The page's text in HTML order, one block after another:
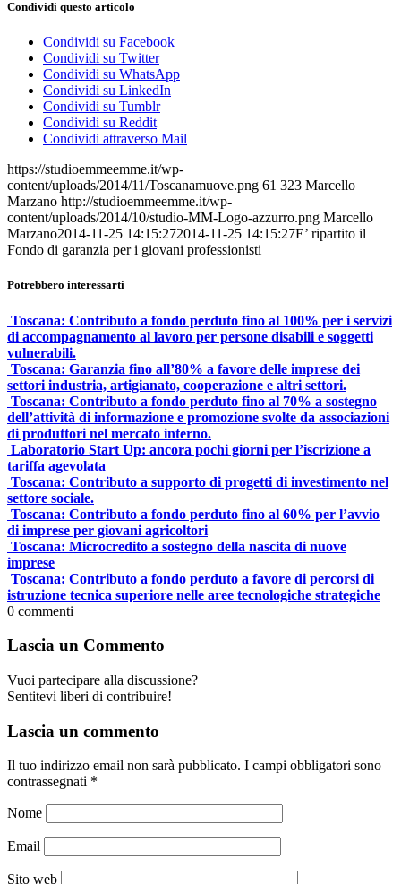
Condividi questo articolo
Condividi su Facebook
Condividi su Twitter
Condividi su WhatsApp
Condividi su LinkedIn
Condividi su Tumblr
Condividi su Reddit
Condividi attraverso Mail
https://studioemmeemme.it/wp-
content/uploads/2014/11/Toscanamuove.png 61 323 Marcello
Marzano http://studioemmeemme.it/wp-
content/uploads/2014/10/studio-MM-Logo-azzurro.png Marcello
Marzano2014-11-25 14:15:272014-11-25 14:15:27E’ ripartito il
Fondo di garanzia per i giovani professionisti
Potrebbero interessarti
Toscana: Contributo a fondo perduto fino al 100% per i servizi
di accompagnamento al lavoro per persone disabili e soggetti
vulnerabili.
Toscana: Garanzia fino all’80% a favore delle imprese dei
settori industria, artigianato, cooperazione e altri settori.
Toscana: Contributo a fondo perduto fino al 70% a sostegno
dell’attività di informazione e promozione svolte da associazioni
di produttori nel mercato interno.
Laboratorio Start Up: ancora pochi giorni per l’iscrizione a
tariffa agevolata
Toscana: Contributo a supporto di progetti di investimento nel
settore sociale.
Toscana: Contributo a fondo perduto fino al 60% per l’avvio
di imprese per giovani agricoltori
Toscana: Microcredito a sostegno della nascita di nuove
imprese
Toscana: Contributo a fondo perduto a favore di percorsi di
istruzione tecnica superiore nelle aree tecnologiche strategiche
0 commenti
Lascia un Commento
Vuoi partecipare alla discussione?
Sentitevi liberi di contribuire!
Lascia un commento
Il tuo indirizzo email non sarà pubblicato. I campi obbligatori sono
contrassegnati *
Nome
Email
Sito web